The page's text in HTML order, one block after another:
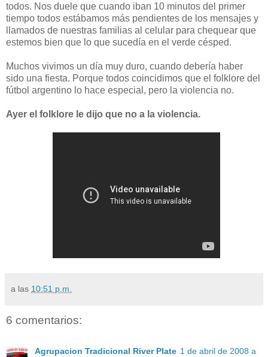
todos. Nos duele que cuando iban 10 minutos del primer
tiempo todos estábamos más pendientes de los mensajes y
llamados de nuestras familias al celular para chequear que
estemos bien que lo que sucedía en el verde césped.
Muchos vivimos un día muy duro, cuando debería haber
sido una fiesta. Porque todos coincidimos que el folklore del
fútbol argentino lo hace especial, pero la violencia no.
Ayer el folklore le dijo que no a la violencia.
a las 10:51 p.m.
6 comentarios:
Agrupacion Tradicional River Plate 1 de abril de 2008 a